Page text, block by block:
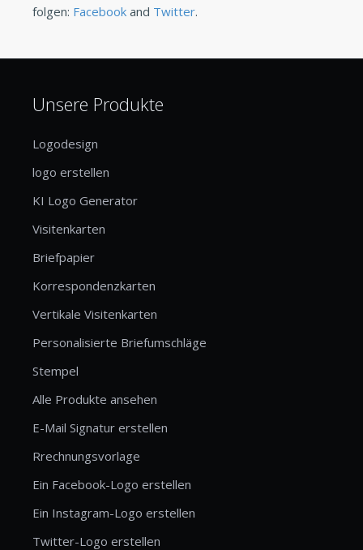
folgen: Facebook and Twitter.
Unsere Produkte
Logodesign
logo erstellen
KI Logo Generator
Visitenkarten
Briefpapier
Korrespondenzkarten
Vertikale Visitenkarten
Personalisierte Briefumschläge
Stempel
Alle Produkte ansehen
E-Mail Signatur erstellen
Rrechnungsvorlage
Ein Facebook-Logo erstellen
Ein Instagram-Logo erstellen
Twitter-Logo erstellen